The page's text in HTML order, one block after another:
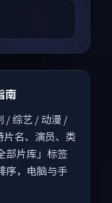
南
/ 综艺 / 动漫 /
名、演员、类
部片库」标签
序，电脑与手